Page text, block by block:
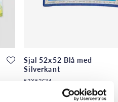
Sjal 52x52 Blå med
Silverkant
52X52CM